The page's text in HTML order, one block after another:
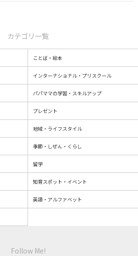
カテゴリ一覧
ことば・絵本
インターナショナル・プリスクール
パパママの学習・スキルアップ
プレゼント
地域・ライフスタイル
季節・しぜん・くらし
留学
知育スポット・イベント
英語・アルファベット
Follow Me!